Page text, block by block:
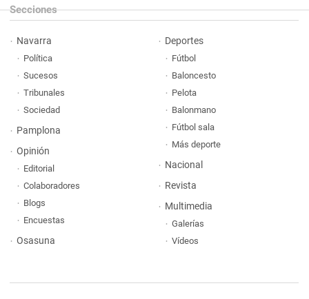
Secciones
Navarra
Política
Sucesos
Tribunales
Sociedad
Pamplona
Opinión
Editorial
Colaboradores
Blogs
Encuestas
Osasuna
Deportes
Fútbol
Baloncesto
Pelota
Balonmano
Fútbol sala
Más deporte
Nacional
Revista
Multimedia
Galerías
Vídeos